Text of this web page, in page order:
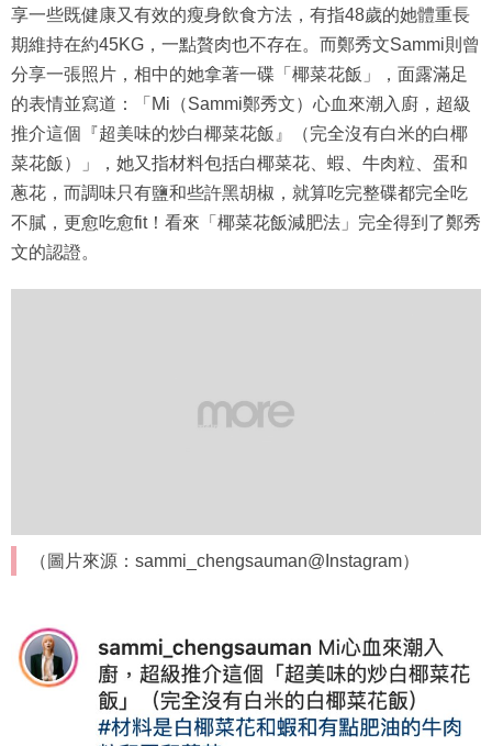
享一些既健康又有效的瘦身飲食方法，有指48歲的她體重長
期維持在約45KG，一點贅肉也不存在。而鄭秀文Sammi則曾
分享一張照片，相中的她拿著一碟「椰菜花飯」，面露滿足
的表情並寫道：「Mi（Sammi鄭秀文）心血來潮入廚，超級
推介這個『超美味的炒白椰菜花飯』（完全沒有白米的白椰
菜花飯）」，她又指材料包括白椰菜花、蝦、牛肉粒、蛋和
蔥花，而調味只有鹽和些許黑胡椒，就算吃完整碟都完全吃
不膩，更愈吃愈fit！看來「椰菜花飯減肥法」完全得到了鄭秀
文的認證。